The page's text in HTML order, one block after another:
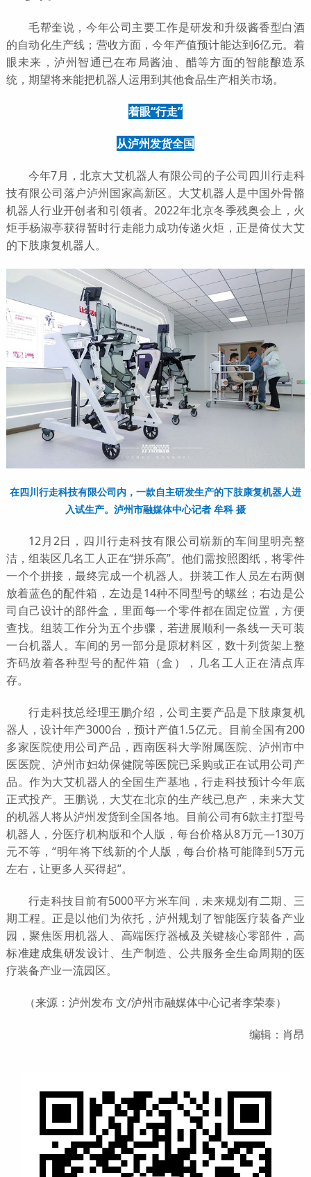
毛帮奎说，今年公司主要工作是研发和升级酱香型白酒
的自动化生产线；营收方面，今年产值预计能达到6亿元。着
眼未来，泸州智通已在布局酱油、醋等方面的智能酿造系
统，期望将来能把机器人运用到其他食品生产相关市场。
着眼“行走”
从泸州发货全国
今年7月，北京大艾机器人有限公司的子公司四川行走科
技有限公司落户泸州国家高新区。大艾机器人是中国外骨骼
机器人行业开创者和引领者。2022年北京冬季残奥会上，火
炬手杨淑亭获得暂时行走能力成功传递火炬，正是倚仗大艾
的下肢康复机器人。
在四川行走科技有限公司内，一款自主研发生产的下肢康复机器人进
入试生产。泸州市融媒体中心记者 牟科 摄
12月2日，四川行走科技有限公司崭新的车间里明亮整
洁，组装区几名工人正在“拼乐高”。他们需按照图纸，将零件
一个个拼接，最终完成一个机器人。拼装工作人员左右两侧
放着蓝色的配件箱，左边是14种不同型号的螺丝；右边是公
司自己设计的部件盒，里面每一个零件都在固定位置，方便
查找。组装工作分为五个步骤，若进展顺利一条线一天可装
一台机器人。车间的另一部分是原材料区，数十列货架上整
齐码放着各种型号的配件箱（盒），几名工人正在清点库
存。
行走科技总经理王鹏介绍，公司主要产品是下肢康复机
器人，设计年产3000台，预计产值1.5亿元。目前全国有200
多家医院使用公司产品，西南医科大学附属医院、泸州市中
医医院、泸州市妇幼保健院等医院已采购或正在试用公司产
品。作为大艾机器人的全国生产基地，行走科技预计今年底
正式投产。王鹏说，大艾在北京的生产线已息产，未来大艾
的机器人将从泸州发货到全国各地。目前公司有6款主打型号
机器人，分医疗机构版和个人版，每台价格从8万元—130万
元不等，“明年将下线新的个人版，每台价格可能降到5万元
左右，让更多人买得起”。
行走科技目前有5000平方米车间，未来规划有二期、三
期工程。正是以他们为依托，泸州规划了智能医疗装备产业
园，聚焦医用机器人、高端医疗器械及关键核心零部件，高
标准建成集研发设计、生产制造、公共服务全生命周期的医
疗装备产业一流园区。
（来源：泸州发布 文/泸州市融媒体中心记者李荣泰）
编辑：肖昂